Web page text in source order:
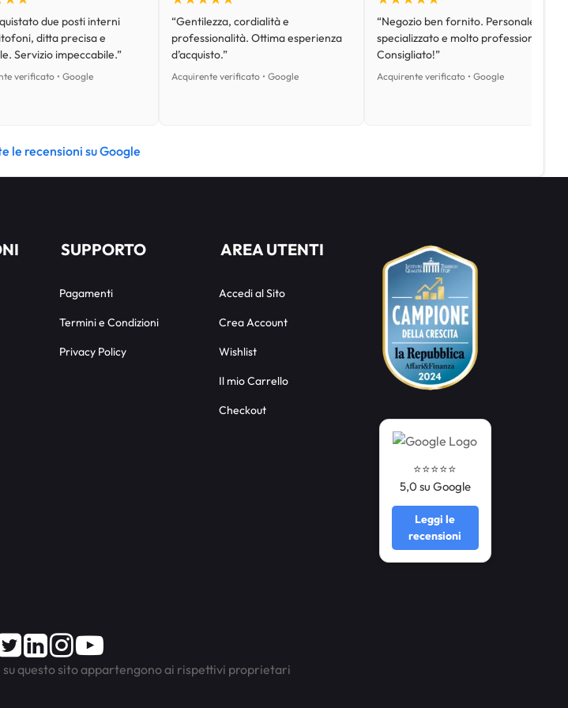
due posti interni
ditta precisa e
Servizio impeccabile.”
verificato • Google
“Gentilezza, cordialità e
professionalità. Ottima esperienza
d’acquisto.”
Acquirente verificato • Google
“Negozio ben fornito. Personale
specializzato e molto professionale.
Consigliato!”
Acquirente verificato • Google
le recensioni su Google
SUPPORTO
Pagamenti
Termini e Condizioni
Privacy Policy
AREA UTENTI
Accedi al Sito
Crea Account
Wishlist
Il mio Carrello
Checkout
⭐️⭐️⭐️⭐️⭐️
5,0 su Google
Leggi le
recensioni
TwitterLinkedInInstagram
Youtube
questo sito appartengono ai rispettivi proprietari